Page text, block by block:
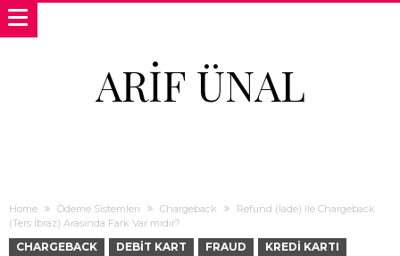
ARIF ÜNAL
Home Ödeme Sistemleri Chargeback
Refund (İade) ile Chargeback
(Ters İbraz) Arasında Fark Var mıdır?
CHARGEBACK DEBIT KART FRAUD
KREDI KARTI